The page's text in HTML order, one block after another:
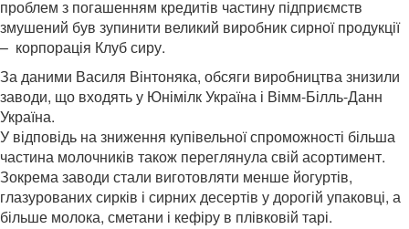
проблем з погашенням кредитів частину підприємств
змушений був зупинити великий виробник сирної продукції
– корпорація Клуб сиру.
За даними Василя Вінтоняка, обсяги виробництва знизили
заводи, що входять у Юнімілк Україна і Вімм-Білль-Данн
Україна.
У відповідь на зниження купівельної спроможності більша
частина молочників також переглянула свій асортимент.
Зокрема заводи стали виготовляти менше йогуртів,
глазурованих сирків і сирних десертів у дорогій упаковці, а
більше молока, сметани і кефіру в плівковій тарі.